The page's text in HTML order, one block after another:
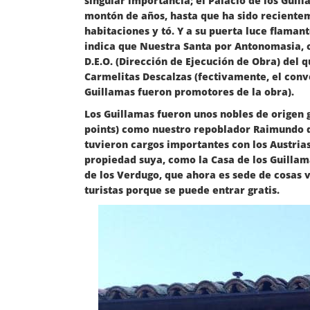
montón de años, hasta que ha sido
habitaciones y tó. Y a su puerta luce
indica que Nuestra Santa por
D.E.O. (Dirección de Ejecución de Obra)
Carmelitas Descalzas (fectivamente, el
Guillamas fueron promotores de la obra).
Los Guillamas fueron unos nobles de
points) como nuestro repoblador
tuvieron cargos importantes con los
propiedad suya, como la Casa de los
de los Verdugo, que ahora es sede de
turistas porque se puede entrar gratis.